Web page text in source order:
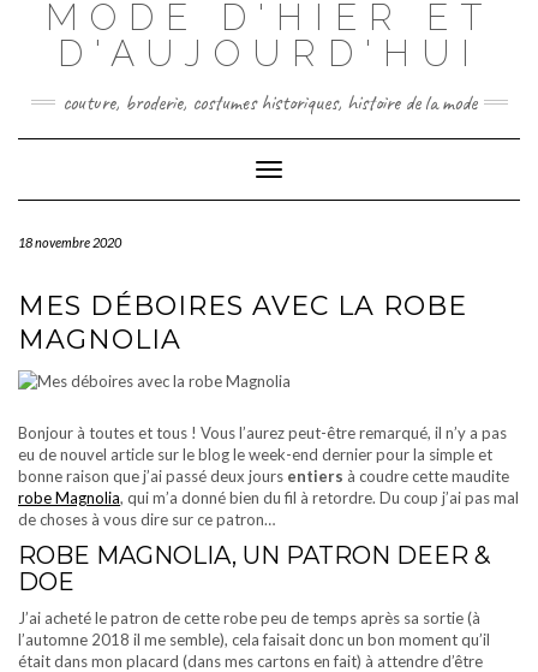
MODE D'HIER ET
D'AUJOURD'HUI
couture, broderie, costumes historiques, histoire de la mode
Toggle
Navigation
18 novembre 2020
MES DÉBOIRES AVEC LA ROBE
MAGNOLIA
Bonjour à toutes et tous ! Vous l’aurez peut-être remarqué, il n’y a pas
eu de nouvel article sur le blog le week-end dernier pour la simple et
bonne raison que j’ai passé deux jours entiers à coudre cette maudite
robe Magnolia, qui m’a donné bien du fil à retordre. Du coup j’ai pas mal
de choses à vous dire sur ce patron…
ROBE MAGNOLIA, UN PATRON DEER &
DOE
J’ai acheté le patron de cette robe peu de temps après sa sortie (à
l’automne 2018 il me semble), cela faisait donc un bon moment qu’il
était dans mon placard (dans mes cartons en fait) à attendre d’être